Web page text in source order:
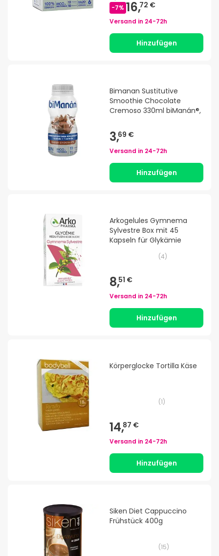
-7% 16,72 €
Versand in 24-72h
Hinzufügen
Bimanan Sustitutive
Smoothie Chocolate
Cremoso 330ml biManán®,
3,69 €
Versand in 24-72h
Hinzufügen
Arkogelules Gymnema
Sylvestre Box mit 45
Kapseln für Glykämie
(4)
8,51 €
Versand in 24-72h
Hinzufügen
Körperglocke Tortilla Käse
(1)
14,87 €
Versand in 24-72h
Hinzufügen
Siken Diet Cappuccino
Frühstück 400g
(15)